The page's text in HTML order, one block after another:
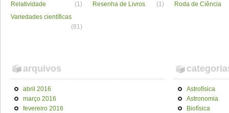
Relatividade
(1) Resenha de Livros (1)
Roda de Ciência
Variedades científicas
(81)
arquivos
abril 2016
março 2016
fevereiro 2016
Astrofísica
Astronomia
Biofísica